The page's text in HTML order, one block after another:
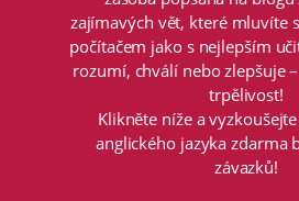
zajímavých vět, které mluvíte
počítačem jako s nejlepším
rozumí, chválí nebo zlepšuje
trpělivost!
Klikněte níže a
anglického jazyka zdarma
závazků!